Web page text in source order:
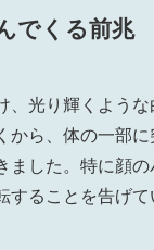
でくる前兆
、光り輝くよう
から、体の一部
ました。特に顔
することを告げて